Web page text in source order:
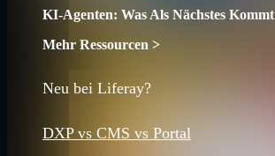
KI-Agenten: Was Als Nächstes Kommt
Mehr Ressourcen >
Neu bei Liferay?
DXP vs CMS vs Portal